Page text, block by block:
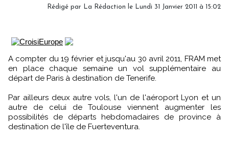
Rédigé par La Rédaction le Lundi 31 Janvier 2011 à 15:02
A compter du 19 février et jusqu'au 30 avril 2011, FRAM met
en place chaque semaine un vol supplémentaire au
départ de Paris à destination de Tenerife.
Par ailleurs deux autre vols, l'un de l'aéroport Lyon et un
autre de celui de Toulouse viennent augmenter les
possibilités de départs hebdomadaires de province à
destination de l'île de Fuerteventura.